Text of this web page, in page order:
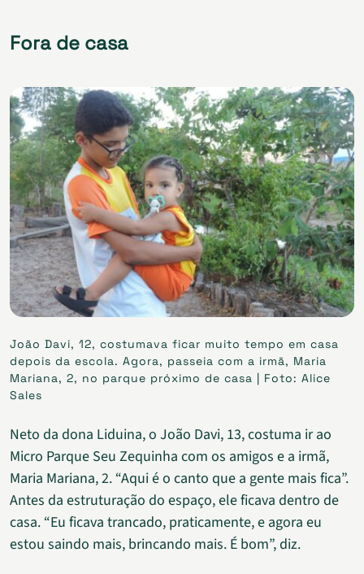
Fora de casa
João Davi, 12, costumava ficar muito tempo em casa
depois da escola. Agora, passeia com a irmã, Maria
Mariana, 2, no parque próximo de casa | Foto: Alice
Sales
Neto da dona Liduina, o João Davi, 13, costuma ir ao
Micro Parque Seu Zequinha com os amigos e a irmã,
Maria Mariana, 2. “Aqui é o canto que a gente mais fica”.
Antes da estruturação do espaço, ele ficava dentro de
casa. “Eu ficava trancado, praticamente, e agora eu
estou saindo mais, brincando mais. É bom”, diz.